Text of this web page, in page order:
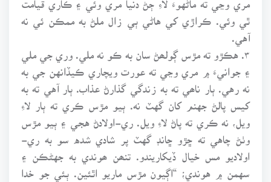
ٿي وئي. ڪراڙي کي هاڻي ٻي زال ملڻ به ممڪن ئي نه
آهي.
۳. هڪڙو ته مڙس ڳولھڻ سان به ڪو نه ملي. وري جي ملي
۽ جوانيءَ ۾ مري وڃي ته عورت ويچاري ڪيڏانهن جي به
نه رهي. ٻار ناھي ته به زندگي گذارڻ عذاب. ٻار آهي ته به
کيس پالڻ جهنم کان گهٽ نه. ٻيو مڙس ڪري ته ٻار لاءِ
ويل، نه ڪري ته پاڻ لاءِ ويل. ري-اولادڻ هجي ۽ ٻيو مڙس
وٺڻ چاهي ته ڇڙو ڇانڊ گهٽ پر شادي شده سو به ري-
اولاديو مس خيال ڏيکاريندو. تنھن ھوندي به جهڻڪن ۽
سهمن ۾ هوندي؛ “اڳيون مڙس ماريو اٿئين. ٻئي جو خدا